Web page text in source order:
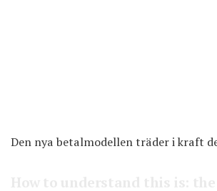
Den nya betalmodellen träder i kraft